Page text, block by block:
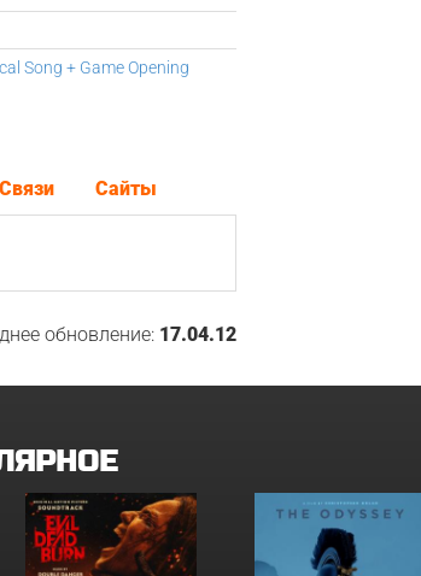
Song + Game Opening
Связи Сайты
обновление: 17.04.12